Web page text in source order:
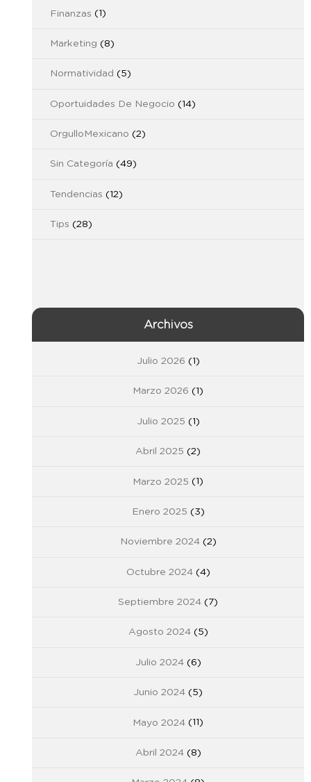
Finanzas (1)
Marketing (8)
Normatividad (5)
Oportuidades De Negocio (14)
OrgulloMexicano (2)
Sin Categoría (49)
Tendencias (12)
Tips (28)
Archivos
Julio 2026 (1)
Marzo 2026 (1)
Julio 2025 (1)
Abril 2025 (2)
Marzo 2025 (1)
Enero 2025 (3)
Noviembre 2024(2)
Octubre 2024(4)
Septiembre 2024 (7)
Agosto 2024(5)
Julio 2024(6)
Junio 2024 (5)
Mayo 2024 (11)
Abril 2024(8)